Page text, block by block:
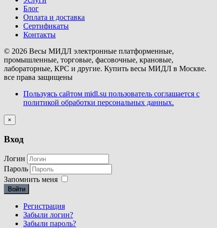
Блог
Оплата и доставка
Сертификаты
Контакты
© 2026 Весы МИДЛ электронные платформенные,
промышленные, торговые, фасовочные, крановые,
лабораторные, КРС и другие. Купить весы МИДЛ в Москве.
все права защищены
Пользуясь сайтом midl.su пользователь соглашается с
политикой обработки персональных данных.
×
Вход
Логин
Пароль
Запомнить меня
Войти
Регистрация
Забыли логин?
Забыли пароль?